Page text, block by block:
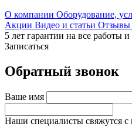
О компании Оборудование,
Акции Видео и статьи Отзывы
5 лет гарантии на все работы
Записаться
Обратный звонок
Ваше имя
Наши специалисты свяжутся с